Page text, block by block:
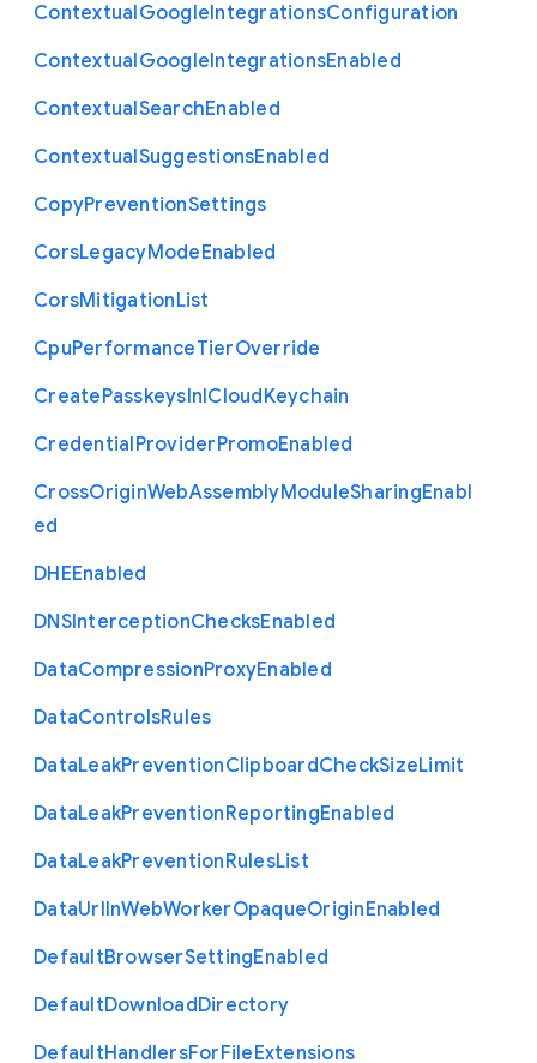
ContextualGoogleIntegrationsConfiguration
ContextualGoogleIntegrationsEnabled
ContextualSearchEnabled
ContextualSuggestionsEnabled
CopyPreventionSettings
CorsLegacyModeEnabled
CorsMitigationList
CpuPerformanceTierOverride
CreatePasskeysInICloudKeychain
CredentialProviderPromoEnabled
CrossOriginWebAssemblyModuleSharingEnabl
ed
DHEEnabled
DNSInterceptionChecksEnabled
DataCompressionProxyEnabled
DataControlsRules
DataLeakPreventionClipboardCheckSizeLimit
DataLeakPreventionReportingEnabled
DataLeakPreventionRulesList
DataUrlInWebWorkerOpaqueOriginEnabled
DefaultBrowserSettingEnabled
DefaultDownloadDirectory
DefaultHandlersForFileExtensions